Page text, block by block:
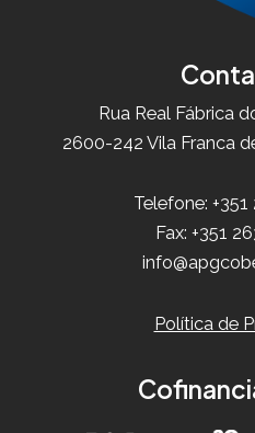
Rua Real Fábrica
2600-242 Vila Franca
Telefone:
Fax: +351
Política de